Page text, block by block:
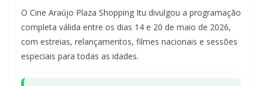
O Cine Araújo Plaza Shopping Itu divulgou a programação
completa válida entre os dias 14 e 20 de maio de 2026,
com estreias, relançamentos, filmes nacionais e sessões
especiais para todas as idades.